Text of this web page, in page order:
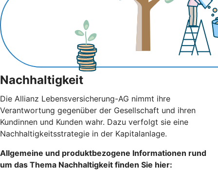
Nachhaltigkeit
Die Allianz Lebensversicherung-AG nimmt ihre
Verantwortung gegenüber der Gesellschaft und ihren
Kundinnen und Kunden wahr. Dazu verfolgt sie eine
Nachhaltigkeitsstrategie in der Kapitalanlage.
Allgemeine und produktbezogene Informationen rund
um das Thema Nachhaltigkeit finden Sie hier: